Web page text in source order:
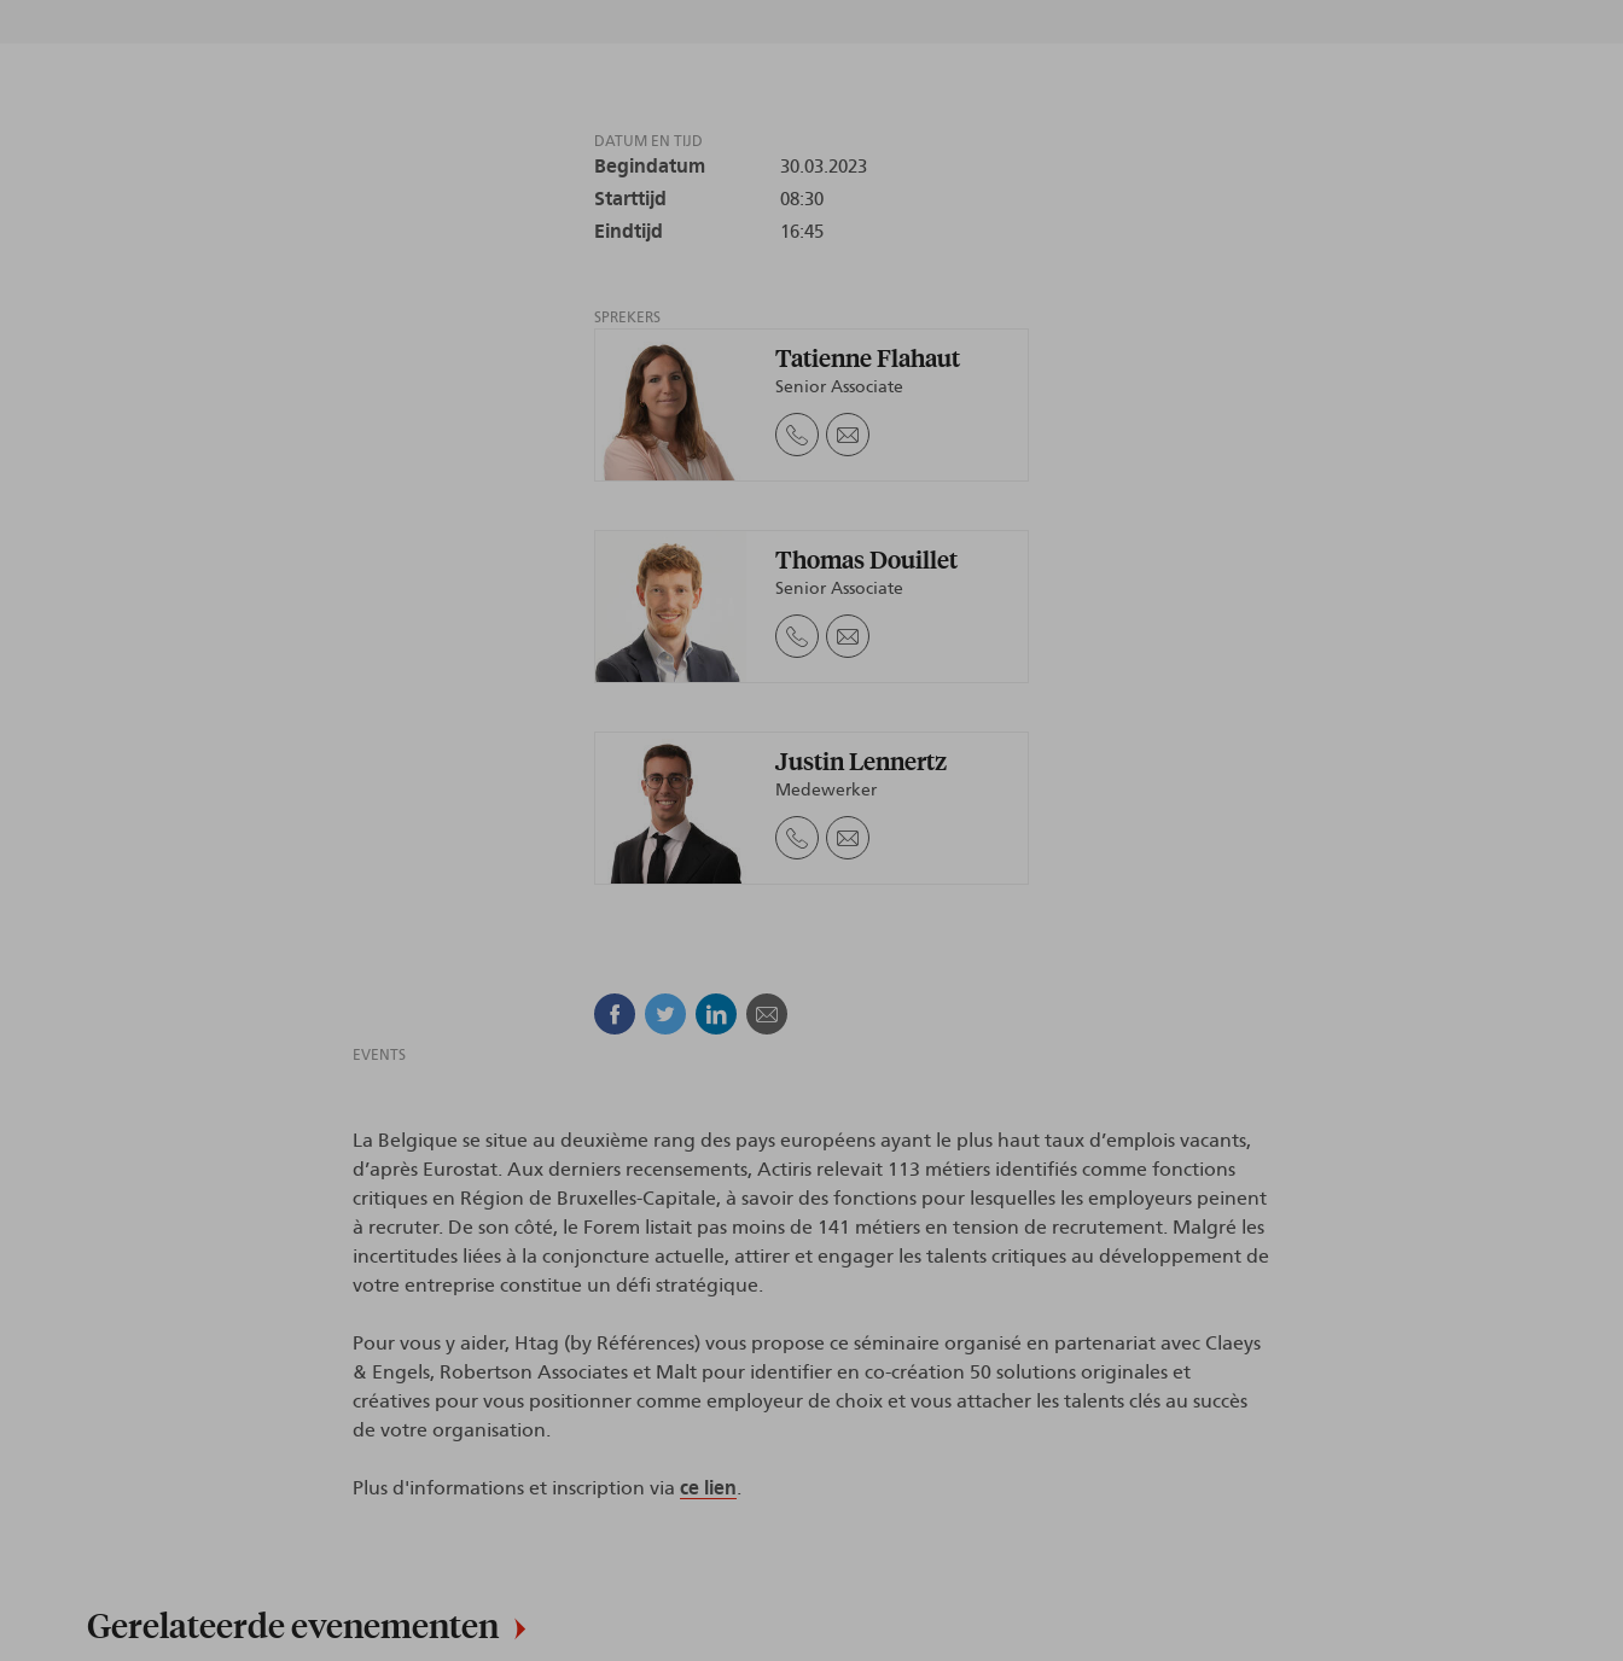
EVENTS
La Belgique se situe au deuxième rang des pays européens ayant le plus haut taux d’emplois vacants,
d’après Eurostat. Aux derniers recensements, Actiris relevait 113 métiers identifiés comme fonctions
critiques en Région de Bruxelles-Capitale, à savoir des fonctions pour lesquelles les employeurs peinent
à recruter. De son côté, le Forem listait pas moins de 141 métiers en tension de recrutement. Malgré les
incertitudes liées à la conjoncture actuelle, attirer et engager les talents critiques au développement de
votre entreprise constitue un défi stratégique.
Pour vous y aider, Htag (by Références) vous propose ce séminaire organisé en partenariat avec Claeys
& Engels, Robertson Associates et Malt pour identifier en co-création 50 solutions originales et
créatives pour vous positionner comme employeur de choix et vous attacher les talents clés au succès
de votre organisation.
Plus d'informations et inscription via ce lien
Gerelateerde evenementen
DATUM EN TIJD
Begindatum 30.03.2023
Starttijd 08:30
Eindtijd 16:45
SPREKERS
Tatienne Flahaut
Senior Associate
Thomas Douillet
Senior Associate
Justin Lennertz
Medewerker
Facebook
TwitterLinkedinE-mail